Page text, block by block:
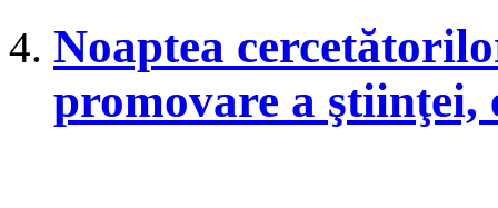
Noaptea
promovare a ştiinţei,